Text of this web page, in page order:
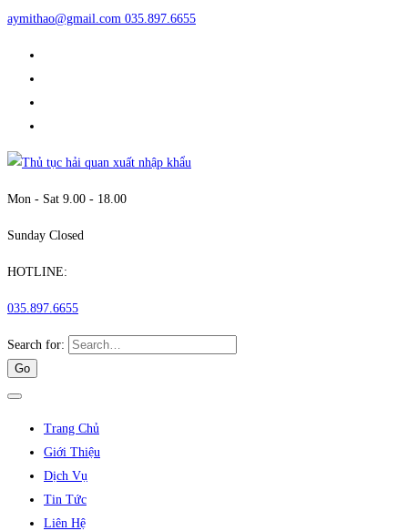
aymithao@gmail.com 035.897.6655
Mon - Sat 9.00 - 18.00
Sunday Closed
HOTLINE:
035.897.6655
Search for:
Trang Chủ
Giới Thiệu
Dịch Vụ
Tin Tức
Liên Hệ